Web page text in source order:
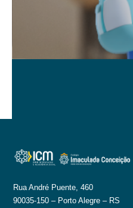
Rua André Puente, 460
90035-150 – Porto Alegre – RS